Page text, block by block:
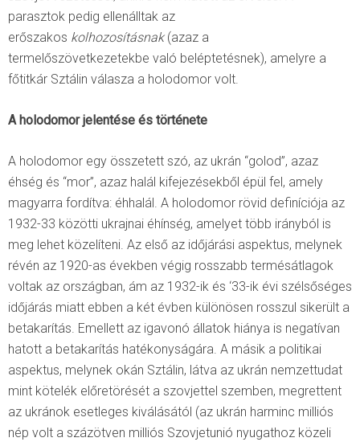
parasztok pedig ellenálltak az
erőszakos kolhozosításnak(azaz a
termelőszövetkezetekbe való beléptetésnek), amelyre a
főtitkár Sztálin válasza a holodomor volt.
A holodomor jelentése és története
A holodomor egy összetett szó, az ukrán “golod”, azaz
éhség és “mor”, azaz halál kifejezésekből épül fel, amely
magyarra fordítva: éhhalál. A holodomor rövid definíciója az
1932-33 közötti ukrajnai éhínség, amelyet több irányból is
meg lehet közelíteni. Az első az időjárási aspektus, melynek
révén az 1920-as években végig rosszabb termésátlagok
voltak az országban, ám az 1932-ik és ‘33-ik évi szélsőséges
időjárás miatt ebben a két évben különösen rosszul sikerült a
betakarítás. Emellett az igavonó állatok hiánya is negatívan
hatott a betakarítás hatékonyságára. A másik a politikai
aspektus, melynek okán Sztálin, látva az ukrán nemzettudat
mint kötelék előretörését a szovjettel szemben, megrettent
az ukránok esetleges kiválásától (az ukrán harminc milliós
nép volt a százötven milliós Szovjetunió nyugathoz közeli